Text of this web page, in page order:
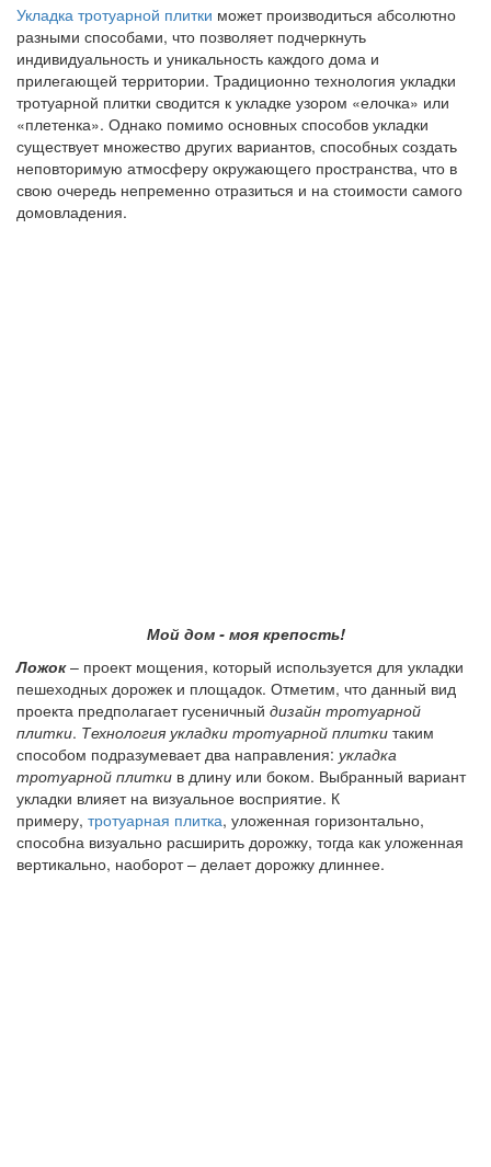
Укладка тротуарной плитки может производиться абсолютно
разными способами, что позволяет подчеркнуть
индивидуальность и уникальность каждого дома и
прилегающей территории. Традиционно технология укладки
тротуарной плитки сводится к укладке узором «елочка» или
«плетенка». Однако помимо основных способов укладки
существует множество других вариантов, способных создать
неповторимую атмосферу окружающего пространства, что в
свою очередь непременно отразиться и на стоимости самого
домовладения.
Мой дом - моя крепость!
Ложок– проект мощения, который используется для укладки
пешеходных дорожек и площадок. Отметим, что данный вид
проекта предполагает гусеничный дизайн тротуарной
плитки. Технология укладки тротуарной плитки таким
способом подразумевает два направления: укладка
тротуарной плитки в длину или боком. Выбранный вариант
укладки влияет на визуальное восприятие. К
примеру, тротуарная плитка, уложенная горизонтально,
способна визуально расширить дорожку, тогда как уложенная
вертикально, наоборот – делает дорожку длиннее.